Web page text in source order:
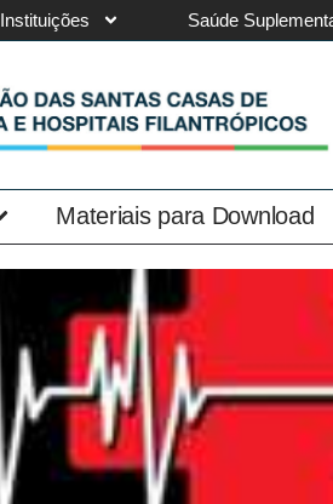
Instituições Saúde
Materiais para Download